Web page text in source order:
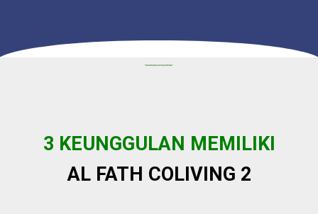
3 KEUNGGULAN MEMILIKI
AL FATH COLIVING 2